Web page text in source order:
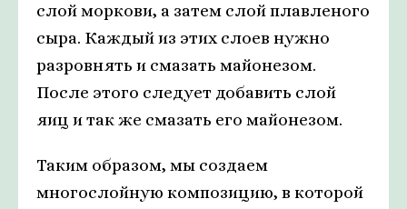
слой моркови, а затем слой плавленого
сыра. Каждый из этих слоев нужно
разровнять и смазать майонезом.
После этого следует добавить слой
яиц и так же смазать его майонезом.
Таким образом, мы создаем
многослойную композицию, в которой